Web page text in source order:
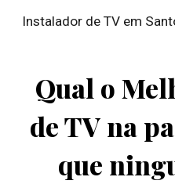
Skip to main content
Instalador de TV em
Qual o
de TV na
que